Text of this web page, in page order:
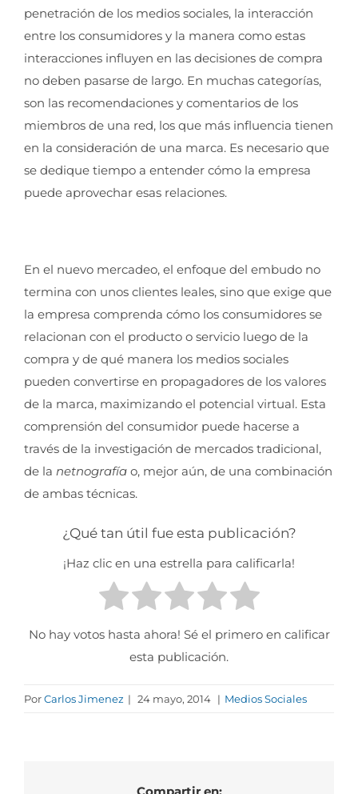
penetración de los medios sociales, la interacción
entre los consumidores y la manera como estas
interacciones influyen en las decisiones de compra
no deben pasarse de largo. En muchas categorías,
son las recomendaciones y comentarios de los
miembros de una red, los que más influencia tienen
en la consideración de una marca. Es necesario que
se dedique tiempo a entender cómo la empresa
puede aprovechar esas relaciones.
En el nuevo mercadeo, el enfoque del embudo no
termina con unos clientes leales, sino que exige que
la empresa comprenda cómo los consumidores se
relacionan con el producto o servicio luego de la
compra y de qué manera los medios sociales
pueden convertirse en propagadores de los valores
de la marca, maximizando el potencial virtual. Esta
comprensión del consumidor puede hacerse a
través de la investigación de mercados tradicional,
de la netnografía o, mejor aún, de una combinación
de ambas técnicas.
¿Qué tan útil fue esta publicación?
¡Haz clic en una estrella para calificarla!
No hay votos hasta ahora! Sé el primero en calificar
esta publicación.
PorCarlos Jimenez | 24 mayo, 2014 | Medios Sociales